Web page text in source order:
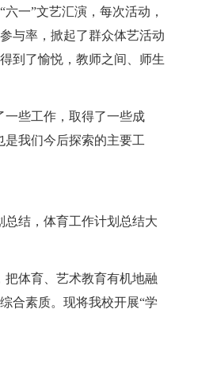
一”文艺汇演，每次活动，
与率，掀起了群众体艺活动
到了愉悦，教师之间、师生
一些工作，取得了一些成
是我们今后探索的主要工
总结，体育工作计划总结大
把体育、艺术教育有机地融
合素质。现将我校开展“学